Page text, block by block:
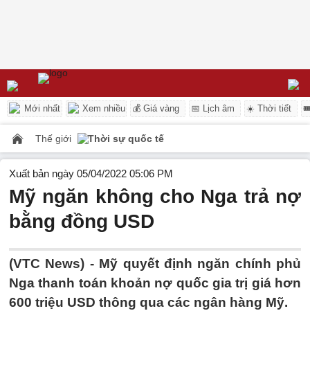
Mới nhất Xem nhiều 💰 Giá vàng 📅 Lịch âm ☀️ Thời tiết
Thế giới Thời sự quốc tế
Xuất bản ngày 05/04/2022 05:06 PM
Mỹ ngăn không cho Nga trả nợ
bằng đồng USD
(VTC News) - Mỹ quyết định ngăn chính phủ
Nga thanh toán khoản nợ quốc gia trị giá hơn
600 triệu USD thông qua các ngân hàng Mỹ.